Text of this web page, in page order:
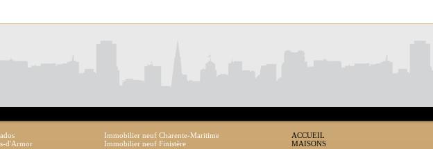
Immobilier neuf Charente-Maritime
d'Armor
Immobilier neuf Finistère
ACCUEIL
MAISONS